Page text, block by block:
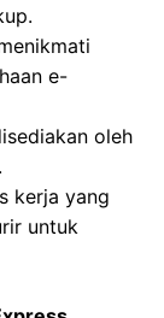
e-
oleh
kerja yang
untuk